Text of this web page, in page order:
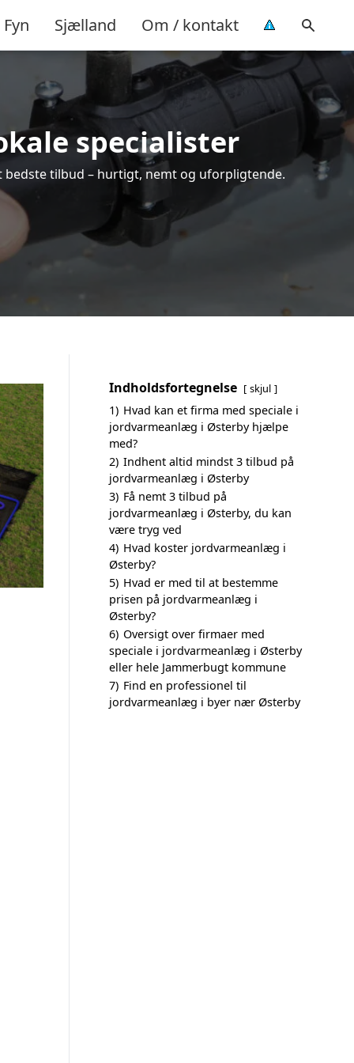
Fyn Sjælland Om / kontakt
specialister
tilbud – hurtigt, nemt og uforpligtende.
Indholdsfortegnelse skjul
1) Hvad kan et firma med speciale i
jordvarmeanlæg i Østerby hjælpe
med?
2) Indhent altid mindst 3 tilbud på
jordvarmeanlæg i Østerby
3) Få nemt 3 tilbud på
jordvarmeanlæg i Østerby, du kan
være tryg ved
4) Hvad koster jordvarmeanlæg i
Østerby?
5) Hvad er med til at bestemme
prisen på jordvarmeanlæg i
Østerby?
6) Oversigt over firmaer med
speciale i jordvarmeanlæg i Østerby
eller hele Jammerbugt kommune
7) Find en professionel til
jordvarmeanlæg i byer nær Østerby